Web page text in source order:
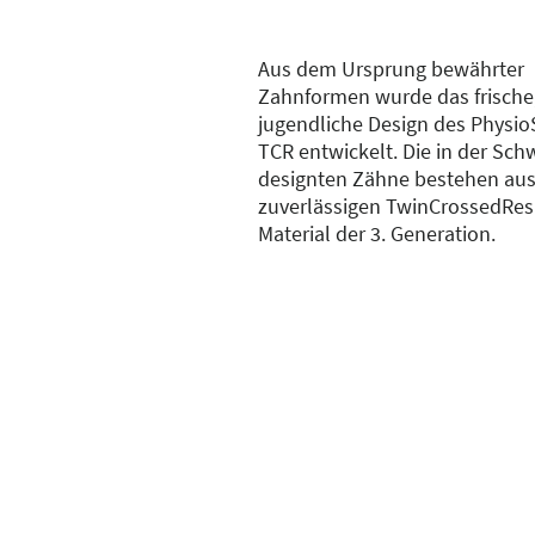
Aus dem Ursprung bewährter
Zahnformen wurde das
jugendliche Design des
TCR entwickelt. Die in der
designten Zähne bestehen
zuverlässigen
Material der 3. Generation.